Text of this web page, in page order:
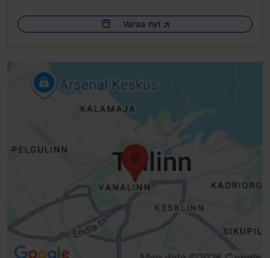
Vuodepaikkoja: 12
Varaa nyt